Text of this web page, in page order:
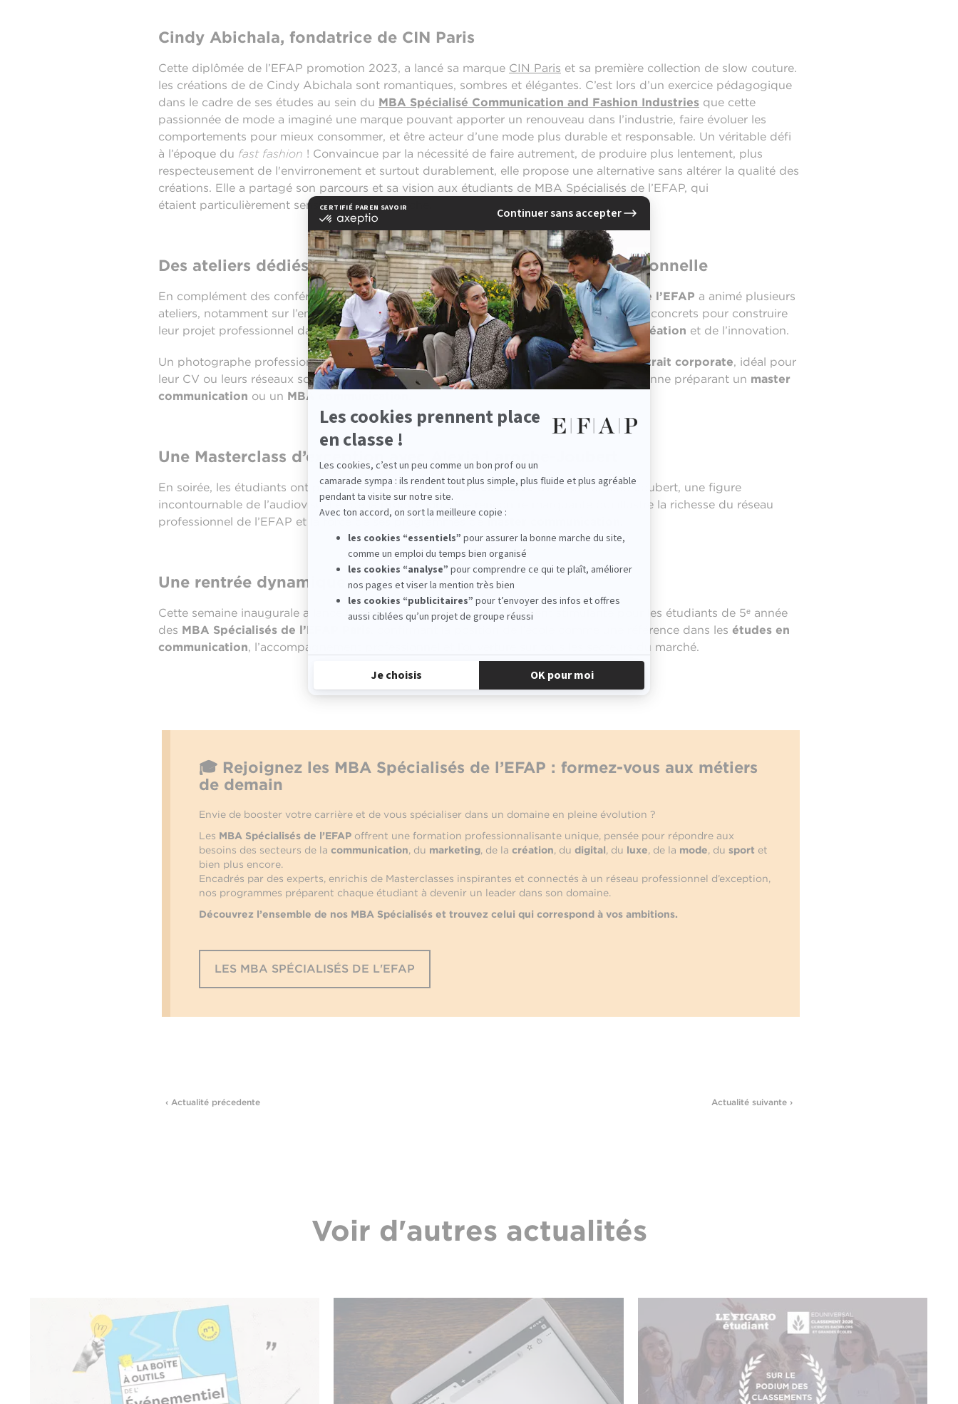
Cindy Abichala, fondatrice de CIN Paris
Cette diplômée de l’EFAP promotion 2023, a lancé sa marque CIN Paris et sa première collection de slow couture.
les créations de de Cindy Abichala sont romantiques, sombres et élégantes. C’est lors d’un exercice pédagogique
dans le cadre de ses études au sein du MBA Spécialisé Communication and Fashion Industries que cette
passionnée de mode a imaginé une marque pouvant apporter un renouveau dans l’industrie, faire évoluer les
comportements pour mieux consommer, et être acteur d’une mode plus durable et responsable. Un véritable défi
à l’époque du fast fashion ! Convaincue par la nécessité de faire autrement, de produire plus lentement, plus
respecteusement de l'envirronement et surtout durablement, elle propose une alternative sans altérer la qualité des
créations. Elle a partagé son parcours et sa vision aux étudiants de MBA Spécialisés de l’EFAP, qui
étaient particulièrement sensibles à sa démarche.
Des ateliers dédiés à l’entrepreneuriat et à l’insertion professionnelle
En complément des conférences, l’équipe de laDirection des Relations Entreprises de l’EFAP a animé plusieurs
ateliers, notamment sur l’entrepreneuriat, permettant aux étudiants d’acquérir des outils concrets pour construire
leur projet professionnel dans les secteurs de lacommunication, du marketing , de lacréation et de l’innovation.
Un photographe professionnel était également présent pour offrir aux étudiants unportrait corporate, idéal pour
leur CV ou leurs réseaux sociaux professionnels – une étape essentielle pour toute personne préparant un master
communication ou un MBA communication
Une Masterclass d’exception avec Alexia Laroche-Joubert
En soirée, les étudiants ont pu assister à une Masterclass exclusived’Alexia Laroche-Joubert, une figure
incontournable de l’audiovisuel et de la production. Une rencontre marquante qui illustre la richesse du réseau
professionnel de l’EFAP et la force de ses programmes de
master communication
Une rentrée dynamique et inspirante
Cette semaine inaugurale a lancé l’année sur une note particulièrement stimulante pour les étudiants de 5ᵉ année
des MBA Spécialisés de l’EFAP Paris , confirmant la position de l’école comme une référence dans les études en
communication, l’accompagnement professionnel et l’ouverture sur tous les secteurs du marché.
🎓 Rejoignez les MBA Spécialisés de l’EFAP : formez-vous aux métiers
de demain
Envie de booster votre carrière et de vous spécialiser dans un domaine en pleine évolution ?
Les MBA Spécialisés de l’EFAP offrent une formation professionnalisante unique, pensée pour répondre aux
besoins des secteurs de la communication, du marketing, de la création, du digital, du luxe, de la mode, du sport et
bien plus encore.
Encadrés par des experts, enrichis de Masterclasses inspirantes et connectés à un réseau professionnel d’exception,
nos programmes préparent chaque étudiant à devenir un leader dans son domaine.
Découvrez l’ensemble de nos MBA Spécialisés et trouvez celui qui correspond à vos ambitions.
LES MBA SPÉCIALISÉS DE L'EFAP
‹ Actualité précedente Actualité suivante ›
Voir d'autres actualités